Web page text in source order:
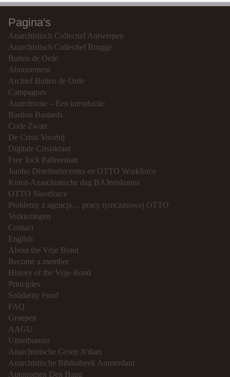
Pagina's
Anarchistisch Collectief Antwerpen
Anarchistisch Collectief Brugge
Buiten de Orde
Abonnement
Archief Buiten de Orde
Campagnes
Anarchisme – Een introductie
Bastion Bastards
Code Zwart
De Crisis Voorbij
Digitale Crisiskrant
Free Jock Palfreeman
Jumbo Distributiecentra en OTTO Workforce
Kunst-Anarchistische dag BAJeenkomst
OTTO Slaveforce
Problemy z agencja… pracy tymczasowej OTTO
Verkiezingen
Contact
English
About the Vrije Bond
Become a member
History of the Vrije Bond
Principles
Solidarity Fund
FAQ
Groepen
AAGU
Uitzetbureau
Anarchistische Groep A’dam
Anarchistische Bibliotheek Amsterdam
Autonomen Den Haag